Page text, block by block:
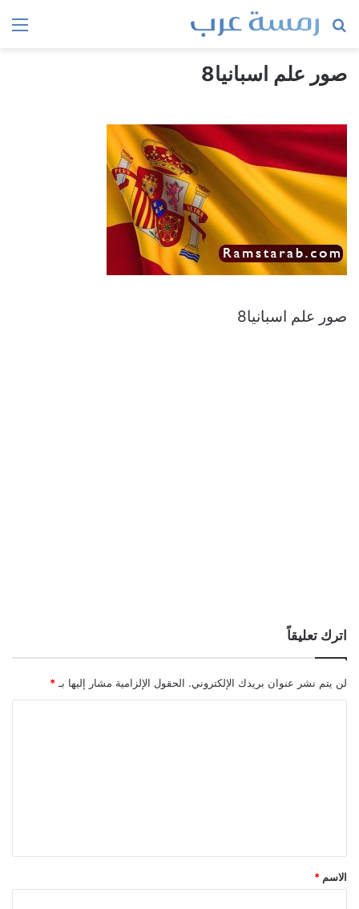
بحث
صور علم اسبانيا8
صور علم اسبانيا8
اترك تعليقاً
لن يتم نشر عنوان بريدك الإلكتروني. الحقول الإلزامية مشار إليها بـ *
ق
*
الاسم *